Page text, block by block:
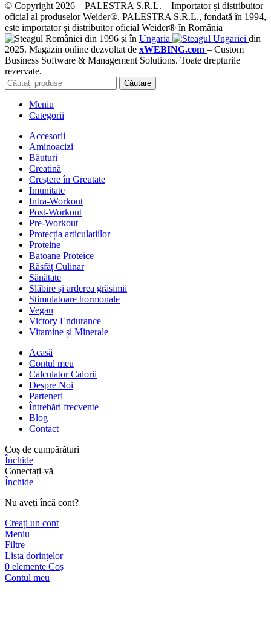
© Copyright 2026 – PALESTRA S.R.L. – Importator și distribuitor
oficial al produselor Weider®. PALESTRA S.R.L., fondată în 1994,
este importator și distribuitor oficial Weider® în România
din 1996 și în Ungaria
din
2025. Magazin online dezvoltat de xWEBING.com – Custom
Business Software & Management Solutions. Toate drepturile
rezervate.
Căutare
Meniu
Categorii
Accesorii
Aminoacizi
Băuturi
Creatină
Creștere în Greutate
Imunitate
Intra-Workout
Post-Workout
Pre-Workout
Protecția articulațiilor
Proteine
Batoane Proteice
Răsfăț Culinar
Sănătate
Slăbire și arderea grăsimii
Stimulatoare hormonale
Vegan
Victory Endurance
Vitamine și Minerale
Acasă
Contul meu
Calculator Calorii
Despre Noi
Parteneri
Întrebări frecvente
Blog
Contact
Coș de cumpărături
Închide
Conectați-vă
Închide
Nu aveți încă cont?
Creați un cont
Meniu
Filtre
Lista dorințelor
0 elemente Coș
Contul meu